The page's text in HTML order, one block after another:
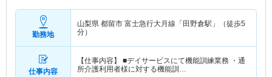
勤務地
山梨県 都留市 富士急行大月線「田野倉駅」（徒歩5
分）
仕事内容
【仕事内容】 ■デイサービスにて機能訓練業務 ・通
所介護利用者様に対する機能訓…